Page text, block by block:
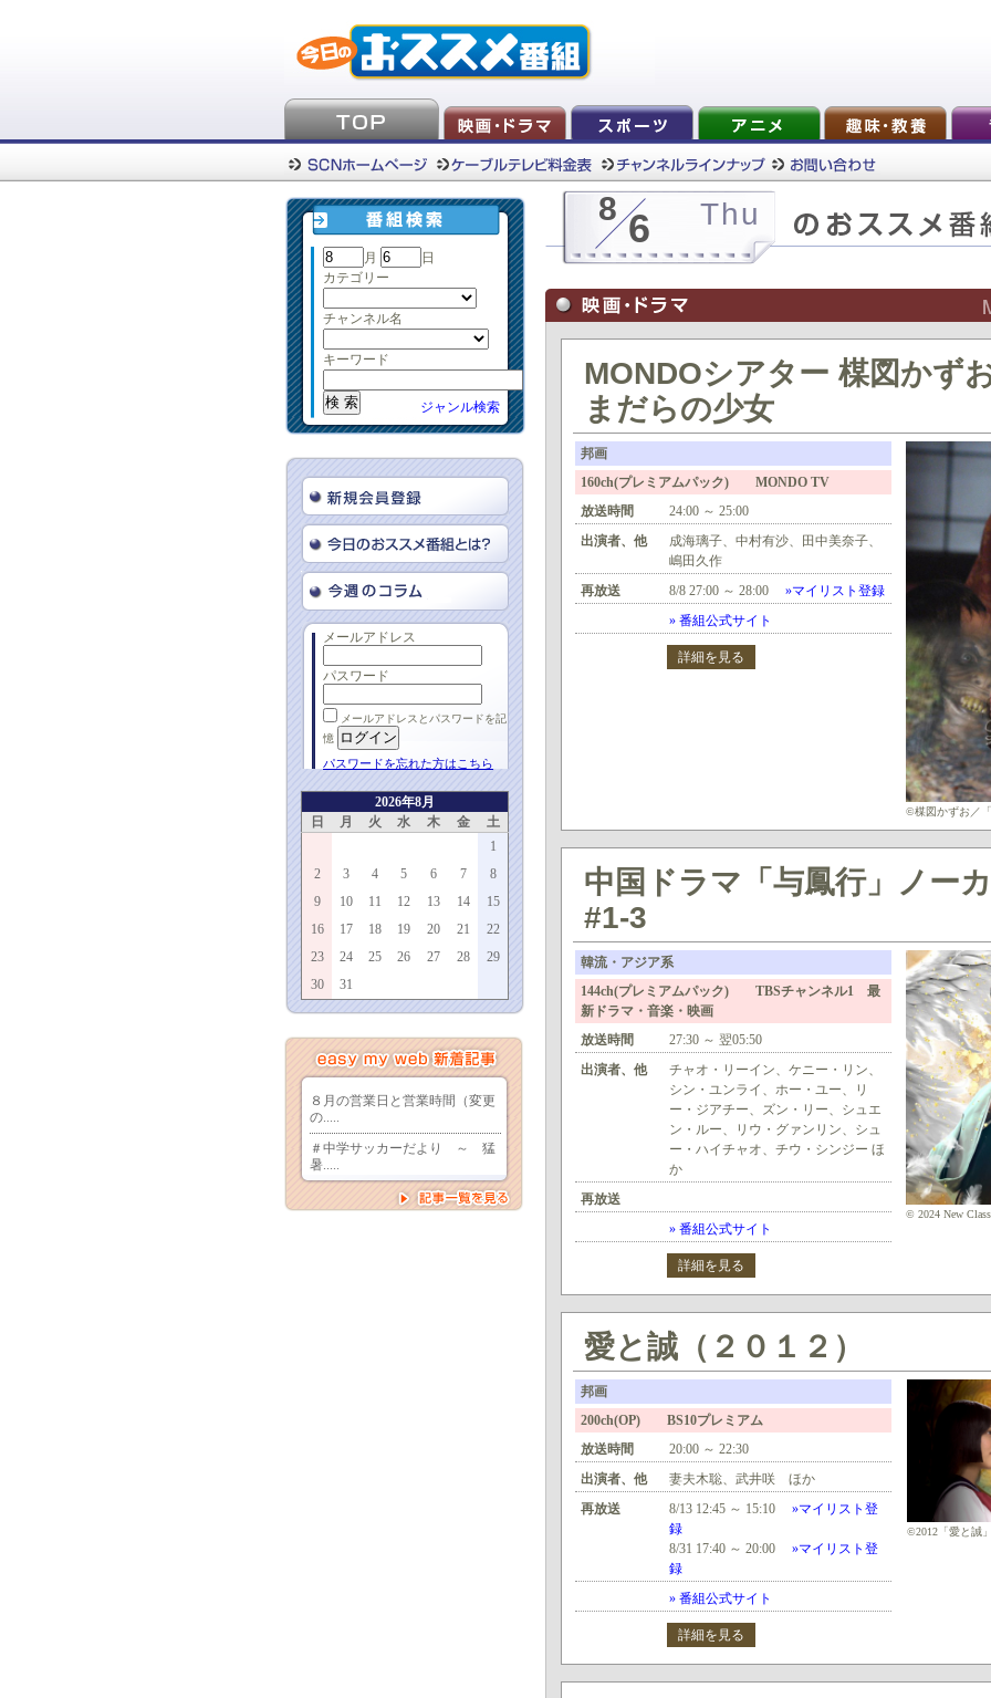
月
日
カテゴリー
チャンネル名
キーワード
ジャンル検索
メールアドレス
パスワード
メールアドレスとパスワードを記
憶
パスワードを忘れた方はこちら
2026年8月
日
月 火 水 木 金
土
1
2
3 4 5 6 7
8
9
10 11 12 13 14
15
16
17 18 19 20 21
22
23
24 25 26 27 28
29
30
31
8 6 Thu
MONDOシアター 楳図かず
まだらの少女
邦画
160ch(プレミアムパック) MONDO TV
放送時間
24:00 ～ 25:00
出演者、他
成海璃子、中村有沙、田中美奈子、
嶋田久作
再放送
8/8 27:00 ～ 28:00
»マイリスト登録
» 番組公式サイト
詳細を見る
©楳図かずお／
中国ドラマ「与鳳行」ノー
#1-3
韓流・アジア系
144ch(プレミアムパック) TBSチャンネル1 最
新ドラマ・音楽・映画
放送時間
27:30 ～ 翌05:50
出演者、他
チャオ・リーイン、ケニー・リン、
シン・ユンライ、ホー・ユー、リ
ー・ジアチー、ズン・リー、シュエ
ン・ルー、リウ・グァンリン、シュ
ー・ハイチャオ、チウ・シンジー ほ
か
再放送
» 番組公式サイト
詳細を見る
© 2024 New
愛と誠（２０１２）
邦画
200ch(OP) BS10プレミアム
放送時間
20:00 ～ 22:30
出演者、他
妻夫木聡、武井咲 ほか
再放送
8/13 12:45 ～ 15:10
»マイリスト登
録
8/31 17:40 ～ 20:00
»マイリスト登
録
» 番組公式サイト
詳細を見る
©2012「愛と誠